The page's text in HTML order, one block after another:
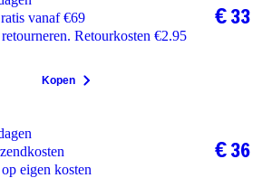
vanaf €69
Retourkosten €2.95
€ 33
Kopen
eigen kosten
€ 36